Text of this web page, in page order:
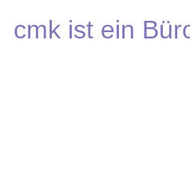
cmk ist ein